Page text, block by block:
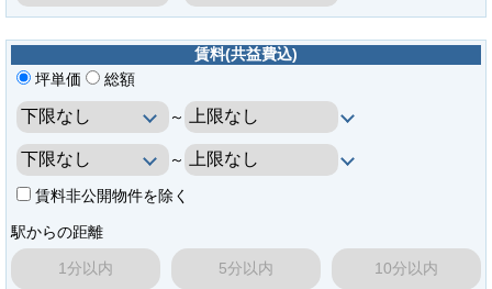
賃料(共益費込)
坪単価
総額
～
～
賃料非公開物件を除く
駅からの距離
1分以内 5分以内 10分以内